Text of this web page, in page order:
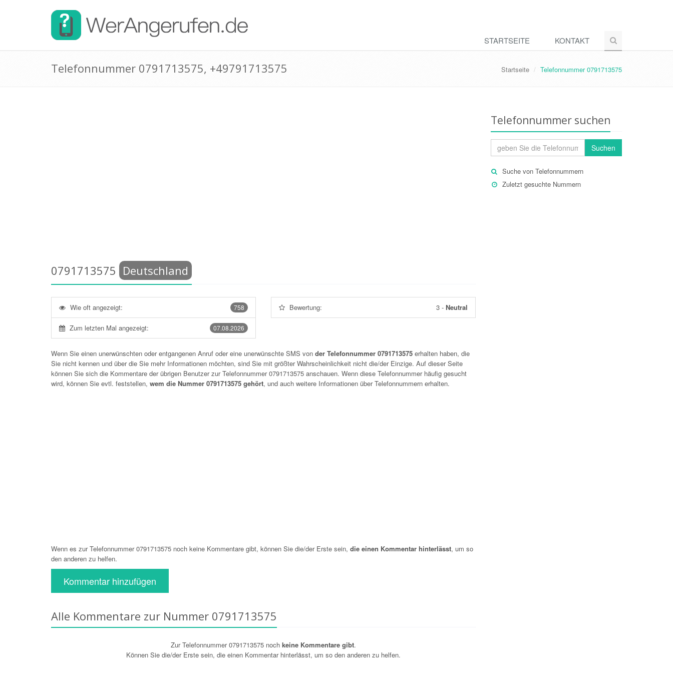
STARTSEITE KONTAKT
Telefonnummer 0791713575, +49791713575 Startseite Telefonnummer 0791713575
0791713575 Deutschland
758
Wie oft angezeigt:
07.08.2026
Zum letzten Mal angezeigt:
Bewertung: 3- Neutral
Wenn Sie einen unerwünschten oder entgangenen Anruf oder eine unerwünschte SMS von der Telefonnummer 0791713575 erhalten haben, die
Sie nicht kennen und über die Sie mehr Informationen möchten, sind Sie mit größter Wahrscheinlichkeit nicht die/der Einzige. Auf dieser Seite
können Sie sich die Kommentare der übrigen Benutzer zur Telefonnummer0791713575 anschauen. Wenn diese Telefonnummer häufig gesucht
wird, können Sie evtl. feststellen, wem die Nummer 0791713575 gehört, und auch weitere Informationen über Telefonnummern erhalten.
Wenn es zur Telefonnummer 0791713575 noch keine Kommentare gibt, können Sie die/der Erste sein, die einen Kommentar hinterlässt, um so
den anderen zu helfen.
Kommentar hinzufügen
Alle Kommentare zur Nummer 0791713575
Zur Telefonnummer 0791713575 noch keine Kommentare gibt.
Können Sie die/der Erste sein, die einen Kommentar hinterlässt, um so den anderen zu helfen.
Telefonnummer suchen
Suchen
Suche von Telefonnummern
Zuletzt gesuchte Nummern